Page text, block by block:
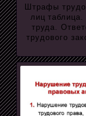
Штрафы
лиц
труда.
трудового